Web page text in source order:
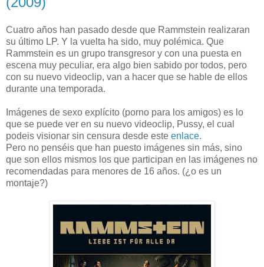
Cuatro años han pasado desde que Rammstein realizaran
su último LP. Y la vuelta ha sido, muy polémica. Que
Rammstein es un grupo transgresor y con una puesta en
escena muy peculiar, era algo bien sabido por todos, pero
con su nuevo videoclip, van a hacer que se hable de ellos
durante una temporada.
Imágenes de sexo explícito (porno para los amigos) es lo
que se puede ver en su nuevo videoclip, Pussy, el cual
podeis visionar sin censura desde este enlace.
Pero no penséis que han puesto imágenes sin más, sino
que son ellos mismos los que participan en las imágenes no
recomendadas para menores de 16 años. (¿o es un
montaje?)